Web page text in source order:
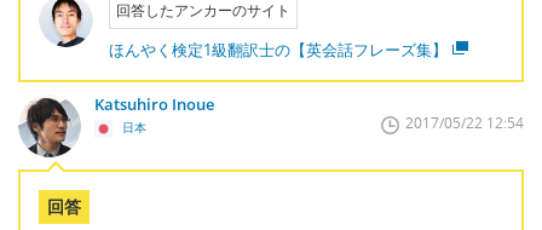
回答したアンカーのサイト
ほんやく検定1級翻訳士の【英会話フレーズ集】
Katsuhiro Inoue
日本 2017/05/22 12:54
回答